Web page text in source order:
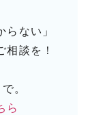
ない」
談を！
。
ら